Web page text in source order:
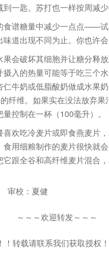
一匙。苏打也一样按周减少
食谱糖量中减少一点点——
道出现不同为止。你也许会
会破坏其细胞并让糖分释
入的热量可能等于吃三个
牛奶或低脂酸奶做成水果
纤维。如果实在没法放弃
控制在一杯（100毫升）。
欢吃冷麦片或即食燕麦片
用细粮制作的麦片很快就
跟全谷和高纤维麦片混合，
审校：夏健
～～～欢迎转发～～～
！转载请联系我们获取授权